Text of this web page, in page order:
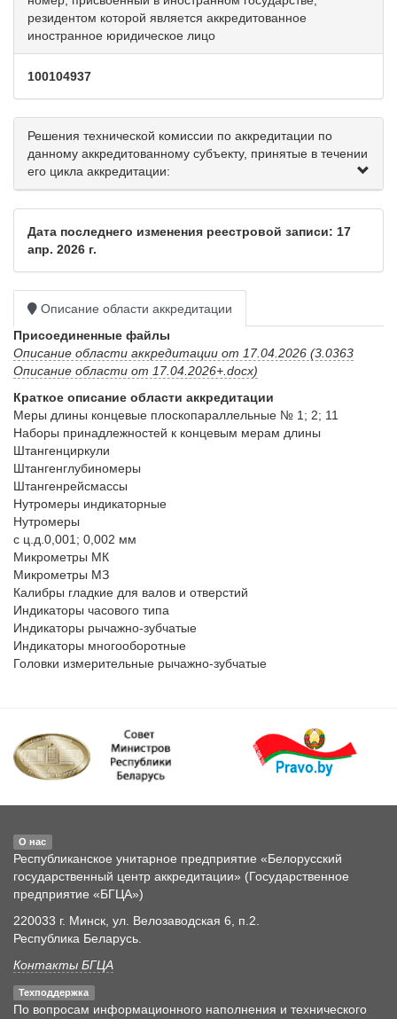
резидентом которой является аккредитованное
иностранное юридическое лицо
100104937
Решения технической комиссии по аккредитации по
данному аккредитованному субъекту, принятые в течении
его цикла аккредитации:
Дата последнего изменения реестровой записи: 17
апр. 2026 г.
Описание области аккредитации
Присоединенные файлы
Описание области аккредитации от 17.04.2026 (3.0363
Описание области от 17.04.2026+.docx)
Краткое описание области аккредитации
Меры длины концевые плоскопараллельные № 1; 2; 11
Наборы принадлежностей к концевым мерам длины
Штангенциркули
Штангенглубиномеры
Штангенрейсмассы
Нутромеры индикаторные
Нутромеры
с ц.д.0,001; 0,002 мм
Микрометры МК
Микрометры МЗ
Калибры гладкие для валов и отверстий
Индикаторы часового типа
Индикаторы рычажно-зубчатые
Индикаторы многооборотные
О нас
Республиканское унитарное предприятие «Белорусский
государственный центр аккредитации» (Государственное
предприятие «БГЦА»)
220033 г. Минск, ул. Велозаводская 6, п.2.
Республика Беларусь.
Контакты БГЦА
Техподдержка
По вопросам информационного наполнения и технического